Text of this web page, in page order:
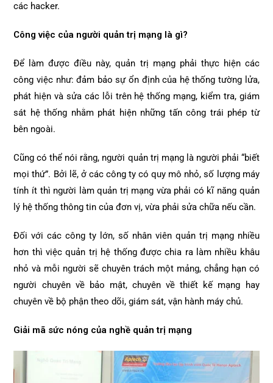
các hacker.
Công việc của người quản trị mạng là gì?
Để làm được điều này, quản trị mạng phải thực hiện các
công việc như: đảm bảo sự ổn định của hệ thống tường lửa,
phát hiện và sửa các lỗi trên hệ thống mạng, kiểm tra, giám
sát hệ thống nhằm phát hiện những tấn công trái phép từ
bên ngoài.
Cũng có thể nói rằng, người quản trị mạng là người phải “biết
mọi thứ”. Bởi lẽ, ở các công ty có quy mô nhỏ, số lượng máy
tính ít thì người làm quản trị mạng vừa phải có kĩ năng quản
lý hệ thống thông tin của đơn vị, vừa phải sửa chữa nếu cần.
Đối với các công ty lớn, số nhân viên quản trị mạng nhiều
hơn thì việc quản trị hệ thống được chia ra làm nhiều khâu
nhỏ và mỗi người sẽ chuyên trách một mảng, chẳng hạn có
người chuyên về bảo mật, chuyên về thiết kế mạng hay
chuyên về bộ phận theo dõi, giám sát, vận hành máy chủ.
Giải mã sức nóng của nghề quản trị mạng